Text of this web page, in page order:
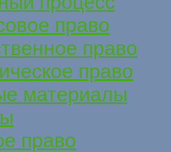
право
право
право
материалы
право